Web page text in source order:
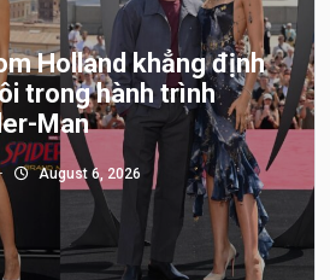
Holland khẳng định
trong hành trình
Man
August 6, 2026